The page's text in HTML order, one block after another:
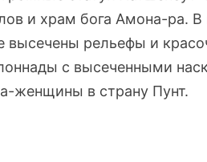
и храм бога Амона-ра.
высечены рельефы и
с высеченными
женщины в страну Пунт.